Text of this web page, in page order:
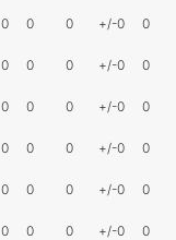
0 0 0 +/-0 0
0 0 0 +/-0 0
0 0 0 +/-0 0
0 0 0 +/-0 0
0 0 0 +/-0 0
0 0 0 +/-0 0